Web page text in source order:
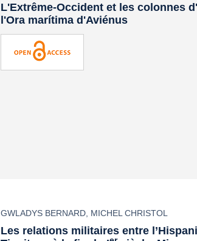
L'Extrême-Occident et les colonnes
l'Ora marítima d'Aviénus
GWLADYS BERNARD MICHEL CHRISTOL
Les relations militaires entre